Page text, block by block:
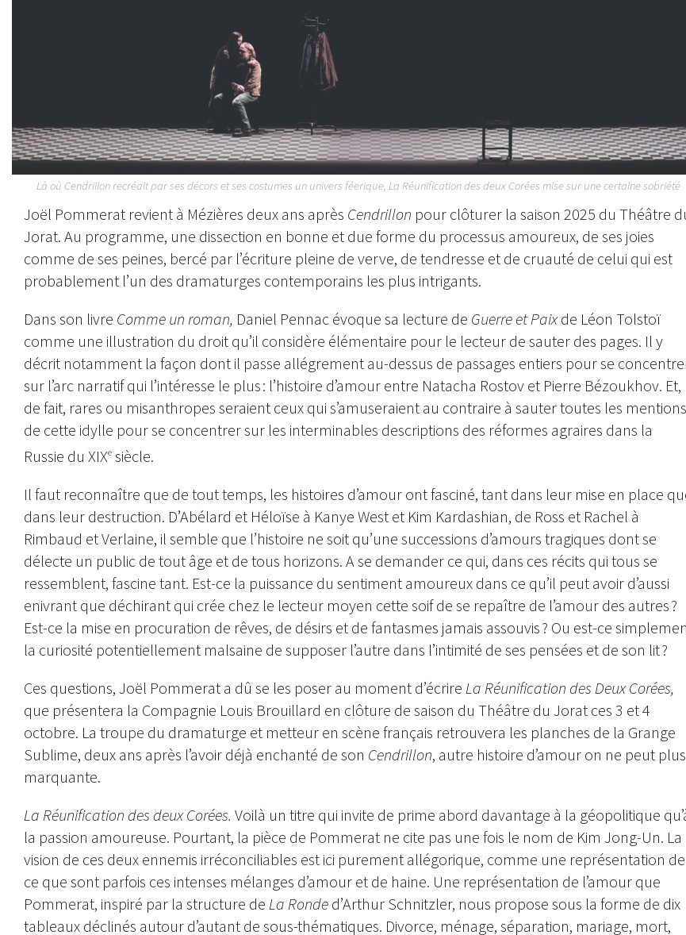
Là où Cendrillonrecréait par ses décors et ses costumes un univers féerique, La Réunification des deux Corées mise sur une certaine sobriété
Joël Pommerat revient à Mézières deux ans après Cendrillon pour clôturer la saison 2025 du Théâtre
Jorat. Au programme, une dissection en bonne et due forme du processus amoureux, de ses joies
comme de ses peines, bercé par l’écriture pleine de verve, de tendresse et de cruauté de celui qui est
probablement l’un des dramaturges contemporains les plus intrigants.
Dans son livre Comme un roman, Daniel Pennac évoque sa lecture de Guerre et Paixde Léon Tolstoï
comme une illustration du droit qu’il considère élémentaire pour le lecteur de sauter des pages. Il y
décrit notamment la façon dont il passe allégrement au-dessus de passages entiers pour se
sur l’arc narratif qui l’intéresse le plus : l’histoire d’amour entre Natacha Rostov et Pierre Bézoukhov. Et,
de fait, rares ou misanthropes seraient ceux qui s’amuseraient au contraire à sauter toutes les mentions
de cette idylle pour se concentrer sur les interminables descriptions des réformes agraires dans la
Russie du XIXe siècle.
Il faut reconnaître que de tout temps, les histoires d’amour ont fasciné, tant dans leur mise en place
dans leur destruction. D’Abélard et Héloïse à Kanye West et Kim Kardashian, de Ross et Rachel à
Rimbaud et Verlaine, il semble que l’histoire ne soit qu’une successions d’amours tragiques dont se
délecte un public de tout âge et de tous horizons. A se demander ce qui, dans ces récits qui tous se
ressemblent, fascine tant. Est-ce la puissance du sentiment amoureux dans ce qu’il peut avoir d’aussi
enivrant que déchirant qui crée chez le lecteur moyen cette soif de se repaître de l’amour des autres ?
Est-ce la mise en procuration de rêves, de désirs et de fantasmes jamais assouvis ? Ou est-ce
la curiosité potentiellement malsaine de supposer l’autre dans l’intimité de ses pensées et de son lit ?
Ces questions, Joël Pommerat a dû se les poser au moment d’écrire La Réunification des Deux Corées,
que présentera la Compagnie Louis Brouillard en clôture de saison du Théâtre du Jorat ces 3 et 4
octobre. La troupe du dramaturge et metteur en scène français retrouvera les planches de la Grange
Sublime, deux ans après l’avoir déjà enchanté de son Cendrillon, autre histoire d’amour on ne peut plus
marquante.
La Réunification des deux Corées. Voilà un titre qui invite de prime abord davantage à la géopolitique
la passion amoureuse. Pourtant, la pièce de Pommerat ne cite pas une fois le nom de Kim Jong-Un. La
vision de ces deux ennemis irréconciliables est ici purement allégorique, comme une représentation de
ce que sont parfois ces intenses mélanges d’amour et de haine. Une représentation de l’amour que
Pommerat, inspiré par la structure de La Ronde d’Arthur Schnitzler, nous propose sous la forme de dix
tableaux déclinés autour d’autant de sous-thématiques. Divorce, ménage, séparation, mariage, mort,